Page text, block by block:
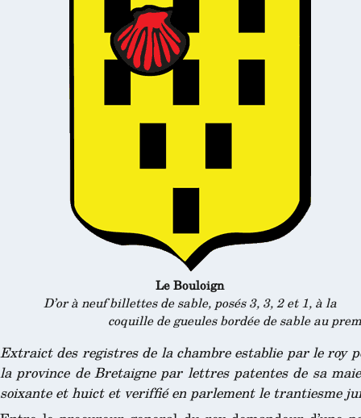
Le Bouloign
D’or à neuf billettes de sable, posés 3, 3, 2 et 1, à la
coquille de gueules bordée de sable au
Extraict des registres de la chambre establie par le roy
la province de Bretaigne par lettres patentes de sa
soixante et huict et veriffié en parlement le trantiesme